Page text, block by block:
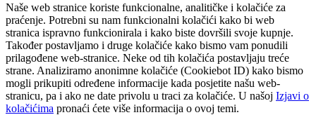
Naše web stranice koriste funkcionalne, analitičke i kolačiće za
praćenje. Potrebni su nam funkcionalni kolačići kako bi web
stranica ispravno funkcionirala i kako biste dovršili svoje kupnje.
Također postavljamo i druge kolačiće kako bismo vam ponudili
prilagođene web-stranice. Neke od tih kolačića postavljaju treće
strane. Analiziramo anonimne kolačiće (Cookiebot ID) kako bismo
mogli prikupiti određene informacije kada posjetite našu web-
stranicu, pa i ako ne date privolu u traci za kolačiće. U našoj Izjavi o
kolačićima pronaći ćete više informacija o ovoj temi.